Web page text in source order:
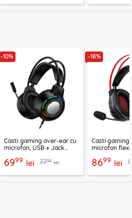
-10%
Casti gaming over-ear cu
microfon, USB + Jack
BO112
6999 lei 7799 lei
-18%
Casti gaming
microfon
8699 lei